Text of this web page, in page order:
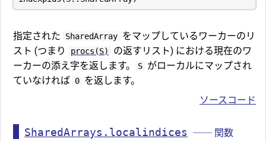
指定された SharedArray をマップしているワーカーのリ
スト (つまり
procs(S)
の返すリスト) における現在のワ
ーカーの添え字を返します。
S がローカルにマップされ
ていなければ 0 を返します。
ソースコード
SharedArrays.localindices ── 関数